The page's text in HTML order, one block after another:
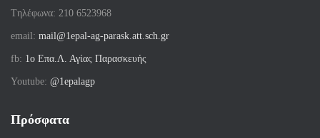
Tηλέφωνα: 210 6523968
email: mail@1epal-ag-parask.att.sch.gr
fb: 1ο Επα.Λ. Αγίας Παρασκευής
Youtube: @1epalagp
Πρόσφατα